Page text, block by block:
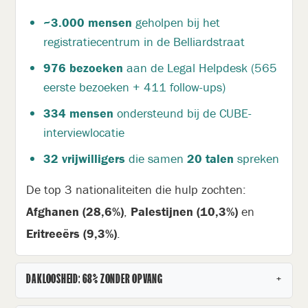
~3.000 mensen geholpen bij het
registratiecentrum in de Belliardstraat
976 bezoeken aan de Legal Helpdesk (565
eerste bezoeken + 411 follow-ups)
334 mensen ondersteund bij de CUBE-
interviewlocatie
32 vrijwilligers die samen20 talen spreken
De top 3 nationaliteiten die hulp zochten:
Afghanen (28,6%), Palestijnen (10,3%) en
Eritreeërs (9,3%).
DAKLOOSHEID: 68% ZONDER OPVANG +